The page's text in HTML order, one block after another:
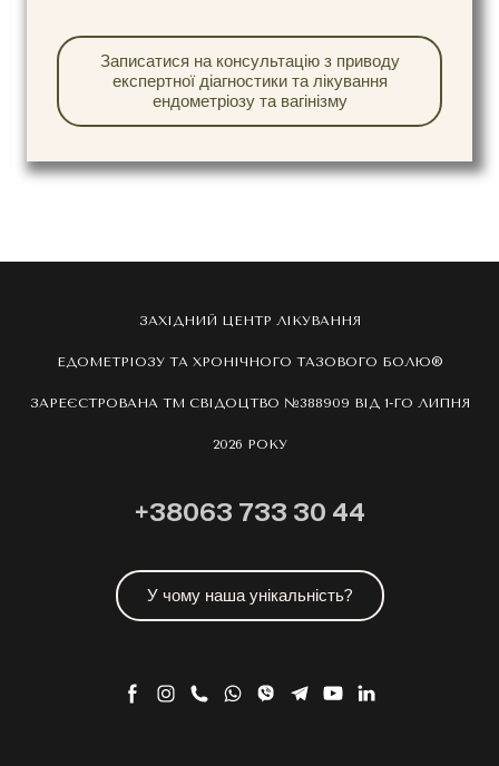
Записатися на консультацію з приводу
експертної діагностики та лікування
ендометріозу та вагінізму
ЗАХІДНИЙ ЦЕНТР ЛІКУВАННЯ
ЕДОМЕТРІОЗУ ТА ХРОНІЧНОГО ТАЗОВОГО БОЛЮ®
ЗАРЕЄСТРОВАНА ТМ СВІДОЦТВО №388909 ВІД 1-ГО ЛИПНЯ
2026 РОКУ
+38063 733 30 44
У чому наша унікальність?